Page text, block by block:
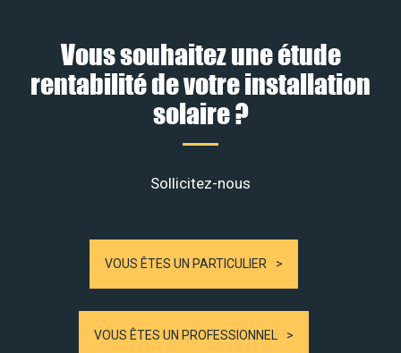
Vous souhaitez une étude
rentabilité de votre installation
solaire ?
Sollicitez-nous
VOUS ÊTES UN PARTICULIER
VOUS ÊTES UN PROFESSIONNEL